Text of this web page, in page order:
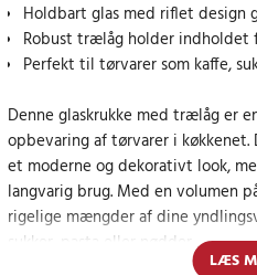
Holdbart glas med riflet design
Robust trælåg holder indholdet
Perfekt til tørvarer som kaffe,
Denne glaskrukke med trælåg er
opbevaring af tørvarer i
et moderne og dekorativt look,
langvarig brug. Med en volumen
rigelige mængder af dine
sukker, pasta eller nødder.
LÆS